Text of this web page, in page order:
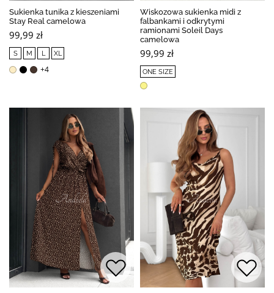
Sukienka tunika z kieszeniami
Stay Real camelowa
99,99 zł
S M L XL
+4
Wiskozowa sukienka midi z
falbankami i odkrytymi
ramionami Soleil Days
camelowa
99,99 zł
ONE SIZE